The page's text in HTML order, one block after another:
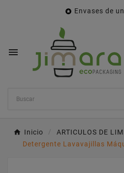
 Envases de

Inicio ARTICULOS DE
Detergente Lavavajillas